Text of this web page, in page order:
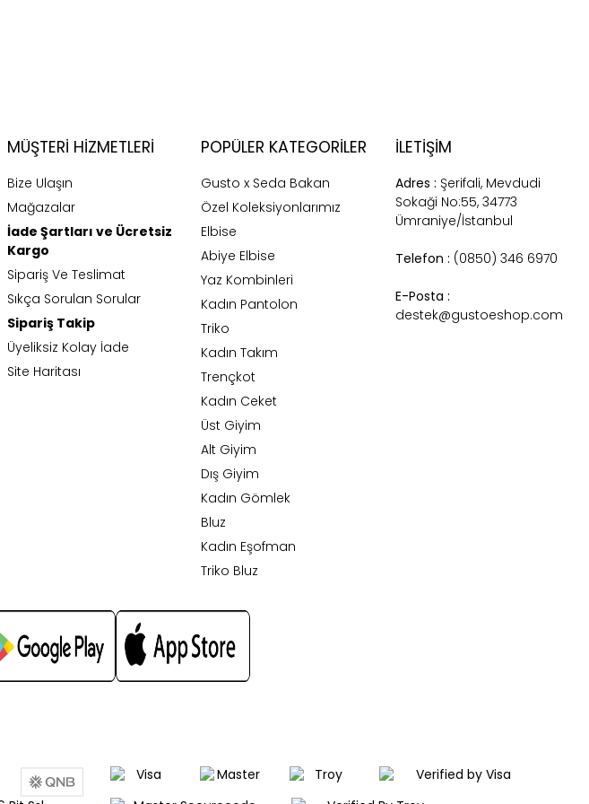
MÜŞTERI HIZMETLERI
Bize Ulaşın
Mağazalar
İade Şartları ve Ücretsiz
Kargo
Sipariş Ve Teslimat
Sıkça Sorulan Sorular
Sipariş Takip
Üyeliksiz Kolay İade
Site Haritası
POPÜLER KATEGORILER
Gusto x Seda Bakan
Özel Koleksiyonlarımız
Elbise
Abiye Elbise
Yaz Kombinleri
Kadın Pantolon
Triko
Kadın Takım
Trençkot
Kadın Ceket
Üst Giyim
Alt Giyim
Dış Giyim
Kadın Gömlek
Bluz
Kadın Eşofman
Triko Bluz
İLETİŞİM
Adres : Şerifali, Mevdudi
Sokaği No:55, 34773
Ümraniye/İstanbul
Telefon : (0850) 346 6970
E-Posta :
destek@gustoeshop.com